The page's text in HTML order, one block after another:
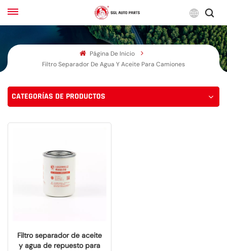
English
Français
Página De Inicio
Filtro Separador De Agua Y Aceite Para Camiones
CATEGORÍAS DE PRODUCTOS
Filtro separador de aceite
y agua de repuesto para